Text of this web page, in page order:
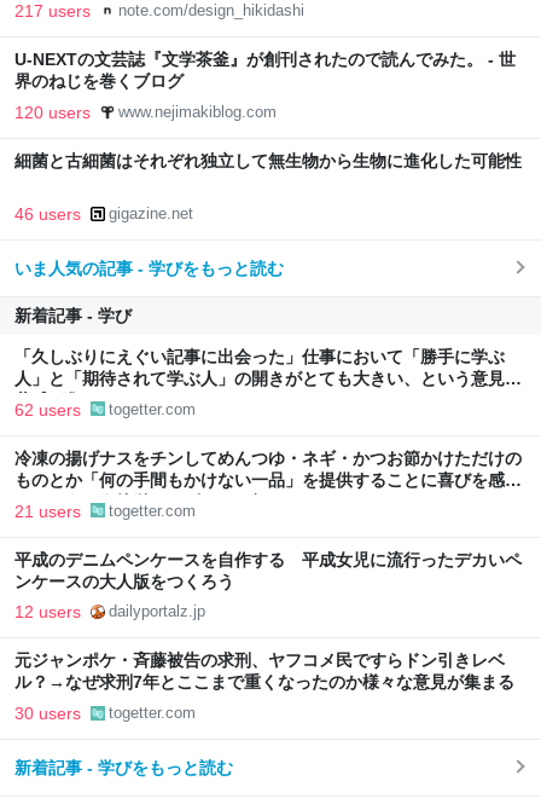
217 users note.com/design_hikidashi
U-NEXTの文芸誌『文学茶釜』が創刊されたので読んでみた。 - 世
界のねじを巻くブログ
120 users www.nejimakiblog.com
細菌と古細菌はそれぞれ独立して無生物から生物に進化した可能性
46 users gigazine.net
いま人気の記事 - 学びをもっと読む
新着記事 - 学び
「久しぶりにえぐい記事に出会った」仕事において「勝手に学ぶ
人」と「期待されて学ぶ人」の開きがとても大きい、という意見に
共感が集まる
62 users togetter.com
冷凍の揚げナスをチンしてめんつゆ・ネギ・かつお節かけただけの
ものとか「何の手間もかけない一品」を提供することに喜びを感じ
る…こういう簡単レシピもっと知りたい
21 users togetter.com
平成のデニムペンケースを自作する 平成女児に流行ったデカいペ
ンケースの大人版をつくろう
12 users dailyportalz.jp
元ジャンポケ・斉藤被告の求刑、ヤフコメ民ですらドン引きレベ
ル？→なぜ求刑7年とここまで重くなったのか様々な意見が集まる
30 users togetter.com
新着記事 - 学びをもっと読む